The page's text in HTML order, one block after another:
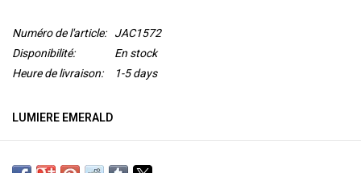
Numéro de l'article:
JAC1572
Disponibilité:
En stock
Heure de livraison:
1-5 days
LUMIERE EMERALD
d'eauavec un pigment demica